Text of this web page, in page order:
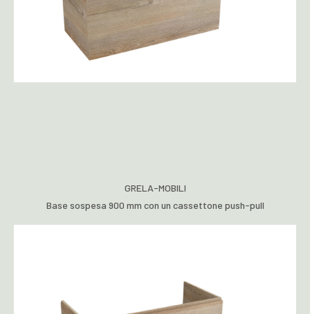
GRELA-MOBILI
Base sospesa 900 mm con un cassettone push-pull